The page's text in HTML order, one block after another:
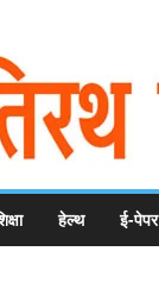
हेल्थ ई-पेपर